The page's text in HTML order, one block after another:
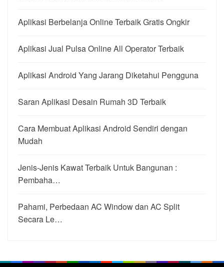
Aplikasi Berbelanja Online Terbaik Gratis Ongkir
Aplikasi Jual Pulsa Online All Operator Terbaik
Aplikasi Android Yang Jarang Diketahui Pengguna
Saran Aplikasi Desain Rumah 3D Terbaik
Cara Membuat Aplikasi Android Sendiri dengan
Mudah
Jenis-Jenis Kawat Terbaik Untuk Bangunan :
Pembaha…
Pahami, Perbedaan AC Window dan AC Split
Secara Le…